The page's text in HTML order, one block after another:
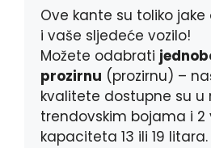
Ove kante su toliko
i vaše sljedeće vozilo!
Možete odabrati
prozirnu (prozirnu) –
kvalitete dostupne su u
trendovskim bojama i 2
kapaciteta 13 ili 19 litara.